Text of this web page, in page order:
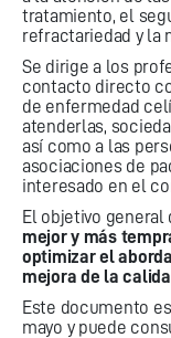
tratamiento, el
refractariedad y la
Se dirige a los
contacto directo
de enfermedad
atenderlas,
así como a las
asociaciones de
interesado en el
El objetivo
mejor y más
optimizar el
mejora de la
Este documento
mayo y puede